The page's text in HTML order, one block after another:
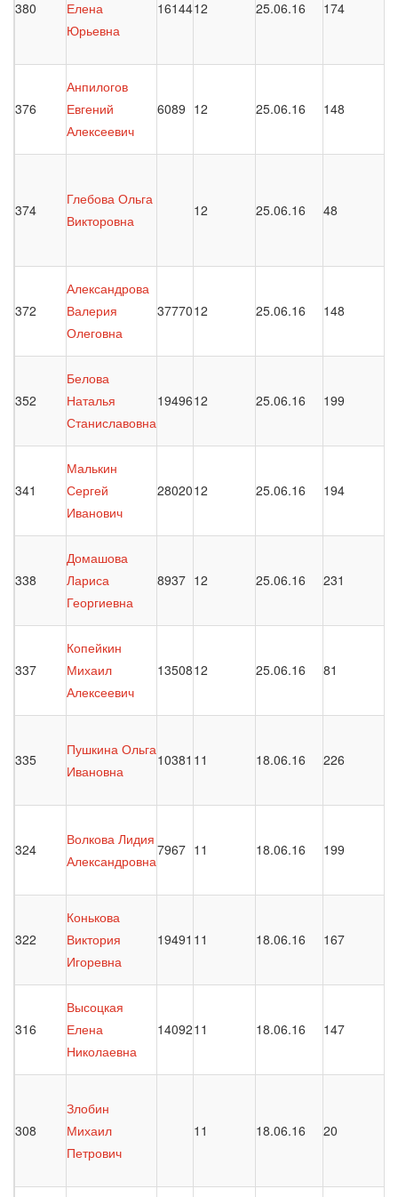
380
Елена
Юрьевна
1614412 25.06.16 174
376
Анпилогов
Евгений
Алексеевич
6089 12 25.06.16 148
374
Глебова Ольга
Викторовна
12 25.06.16 48
372
Александрова
Валерия
Олеговна
3777012 25.06.16 148
352
Белова
Наталья
Станиславовна
1949612 25.06.16 199
341
Малькин
Сергей
Иванович
2802012 25.06.16 194
338
Домашова
Лариса
Георгиевна
8937 12 25.06.16 231
337
Копейкин
Михаил
Алексеевич
1350812 25.06.16 81
335
Пушкина Ольга
Ивановна
10381 11 18.06.16 226
324
Волкова Лидия
Александровна
7967 11 18.06.16 199
322
Конькова
Виктория
Игоревна
19491 11 18.06.16 167
316
Высоцкая
Елена
Николаевна
1409211 18.06.16 147
308
Злобин
Михаил
Петрович
11 18.06.16 20